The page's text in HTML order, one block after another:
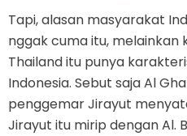
Tapi, alasan masyarakat
nggak cuma itu, melainkan
Thailand itu punya
Indonesia. Sebut saja Al
penggemar Jirayut
Jirayut itu mirip dengan Al.